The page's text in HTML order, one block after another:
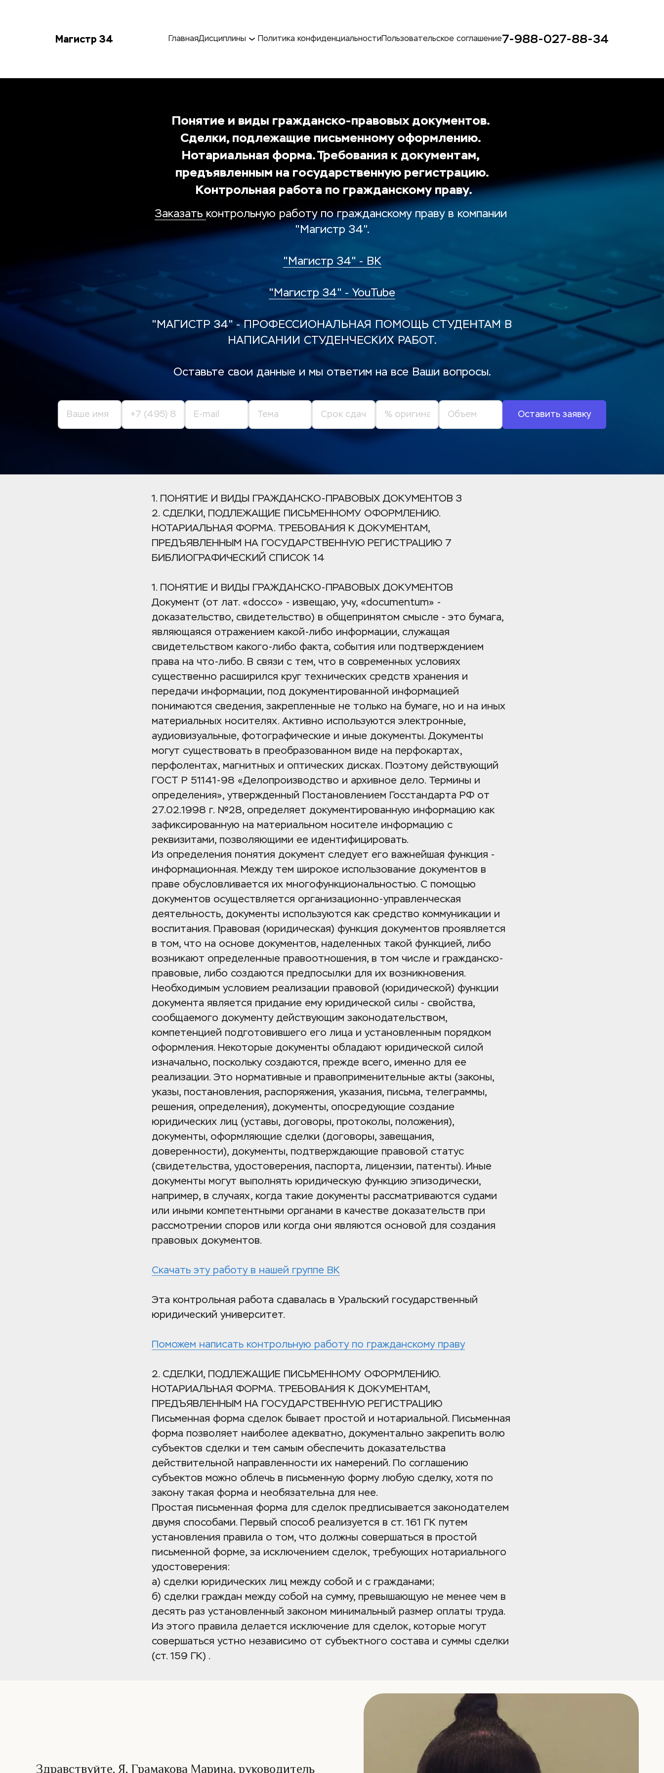
Магистр 34 ГлавнаяДисциплины Политика конфиденциальности Пользовательское соглашение7-988-027-88-34
Понятие и виды гражданско-правовых документов.
Сделки, подлежащие письменному оформлению.
Нотариальная форма. Требования к документам,
предъявленным на государственную регистрацию.
Контрольная работа по гражданскому праву.
Заказать контрольную работу по гражданскому праву в компании
"Магистр 34".
"Магистр 34" - ВK
"Магистр 34" - YouTube
"МАГИСТР 34" - ПРОФЕССИОНАЛЬНАЯ ПОМОЩЬ СТУДЕНТАМ В
НАПИСАНИИ СТУДЕНЧЕСКИХ РАБОТ.
Оставьте свои данные и мы ответим на все Ваши вопросы.
Оставить заявку
1. ПОНЯТИЕ И ВИДЫ ГРАЖДАНСКО-ПРАВОВЫХ ДОКУМЕНТОВ 3
2. СДЕЛКИ, ПОДЛЕЖАЩИЕ ПИСЬМЕННОМУ ОФОРМЛЕНИЮ.
НОТАРИАЛЬНАЯ ФОРМА. ТРЕБОВАНИЯ К ДОКУМЕНТАМ,
ПРЕДЪЯВЛЕННЫМ НА ГОСУДАРСТВЕННУЮ РЕГИСТРАЦИЮ 7
БИБЛИОГРАФИЧЕСКИЙ СПИСОК 14
1. ПОНЯТИЕ И ВИДЫ ГРАЖДАНСКО-ПРАВОВЫХ ДОКУМЕНТОВ
Документ (от лат. «docco» - извещаю, учу, «documentum» -
доказательство, свидетельство) в общепринятом смысле - это бумага,
являющаяся отражением какой-либо информации, служащая
свидетельством какого-либо факта, события или подтверждением
права на что-либо. В связи с тем, что в современных условиях
существенно расширился круг технических средств хранения и
передачи информации, под документированной информацией
понимаются сведения, закрепленные не только на бумаге, но и на иных
материальных носителях. Активно используются электронные,
аудиовизуальные, фотографические и иные документы. Документы
могут существовать в преобразованном виде на перфокартах,
перфолентах, магнитных и оптических дисках. Поэтому действующий
ГОСТ Р 51141-98 «Делопроизводство и архивное дело. Термины и
определения», утвержденный Постановлением Госстандарта РФ от
27.02.1998 г. №28, определяет документированную информацию как
зафиксированную на материальном носителе информацию с
реквизитами, позволяющими ее идентифицировать.
Из определения понятия документ следует его важнейшая функция -
информационная. Между тем широкое использование документов в
праве обусловливается их многофункциональностью. С помощью
документов осуществляется организационно-управленческая
деятельность, документы используются как средство коммуникации и
воспитания. Правовая (юридическая) функция документов проявляется
в том, что на основе документов, наделенных такой функцией, либо
возникают определенные правоотношения, в том числе и гражданско-
правовые, либо создаются предпосылки для их возникновения.
Необходимым условием реализации правовой (юридической) функции
документа является придание ему юридической силы - свойства,
сообщаемого документу действующим законодательством,
компетенцией подготовившего его лица и установленным порядком
оформления. Некоторые документы обладают юридической силой
изначально, поскольку создаются, прежде всего, именно для ее
реализации. Это нормативные и правоприменительные акты (законы,
указы, постановления, распоряжения, указания, письма, телеграммы,
решения, определения), документы, опосредующие создание
юридических лиц (уставы, договоры, протоколы, положения),
документы, оформляющие сделки (договоры, завещания,
доверенности), документы, подтверждающие правовой статус
(свидетельства, удостоверения, паспорта, лицензии, патенты). Иные
документы могут выполнять юридическую функцию эпизодически,
например, в случаях, когда такие документы рассматриваются судами
или иными компетентными органами в качестве доказательств при
рассмотрении споров или когда они являются основой для создания
правовых документов.
Скачать эту работу в нашей группе ВК
Эта контрольная работа сдавалась в Уральский государственный
юридический университет.
Поможем написать контрольную работу по гражданскому праву
2. СДЕЛКИ, ПОДЛЕЖАЩИЕ ПИСЬМЕННОМУ ОФОРМЛЕНИЮ.
НОТАРИАЛЬНАЯ ФОРМА. ТРЕБОВАНИЯ К ДОКУМЕНТАМ,
ПРЕДЪЯВЛЕННЫМ НА ГОСУДАРСТВЕННУЮ РЕГИСТРАЦИЮ
Письменная форма сделок бывает простой и нотариальной. Письменная
форма позволяет наиболее адекватно, документально закрепить волю
субъектов сделки и тем самым обеспечить доказательства
действительной направленности их намерений. По соглашению
субъектов можно облечь в письменную форму любую сделку, хотя по
закону такая форма и необязательна для нее.
Простая письменная форма для сделок предписывается законодателем
двумя способами. Первый способ реализуется в ст. 161 ГК путем
установления правила о том, что должны совершаться в простой
письменной форме, за исключением сделок, требующих нотариального
удостоверения:
а) сделки юридических лиц между собой и с гражданами;
б) сделки граждан между собой на сумму, превышающую не менее чем в
десять раз установленный законом минимальный размер оплаты труда.
Из этого правила делается исключение для сделок, которые могут
совершаться устно независимо от субъектного состава и суммы сделки
(ст. 159 ГК) .
Здравствуйте, Я, Грамакова Марина, руководитель